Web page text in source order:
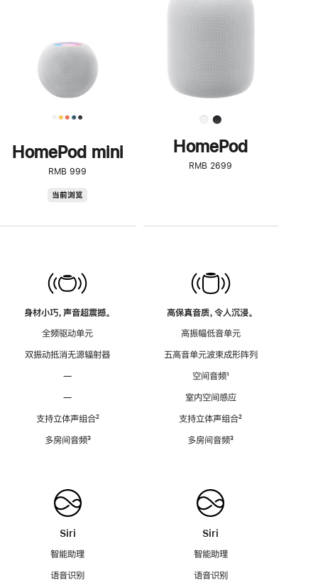
HomePod mini
RMB 999
当前浏览
身材小巧，声音超震撼。
全频驱动单元
双振动抵消无源辐射器
—
—
支持立体声组合脚
²
多房间音频脚
³
Siri
智能助理
语音识别
了
解
HomePod<
HomePod
RMB 2699
高保真音质，令人沉浸。
高振幅低音单元
五高音单元波束成形阵列
空间音频脚
¹
室内空间感应
支持立体声组合脚
²
多房间音频脚
³
Siri
智能助理
语音识别